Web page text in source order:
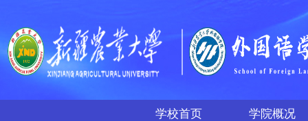
学校首页 学院概况